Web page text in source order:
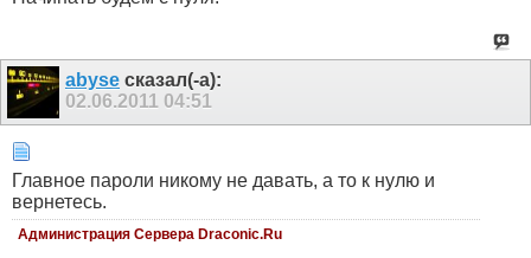
abyse сказал(-а):
02.06.2011 04:51
Главное пароли никому не давать, а то к нулю и
вернетесь.
Администрация Сервера Draconic.Ru